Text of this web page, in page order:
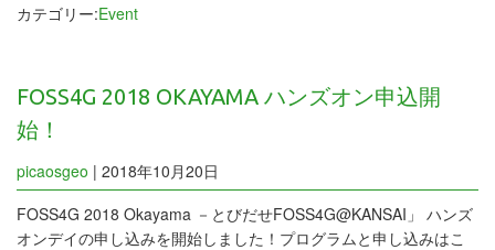
カテゴリー:Event
FOSS4G 2018 OKAYAMA ハンズオン申込開
始！
picaosgeo | 2018年10月20日
FOSS4G 2018 Okayama －とびだせFOSS4G@KANSAI」 ハンズ
オンデイの申し込みを開始しました！プログラムと申し込みはこ